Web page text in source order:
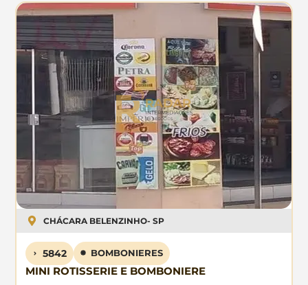
CHÁCARA BELENZINHO- SP
5842 BOMBONIERES
MINI ROTISSERIE E BOMBONIERE